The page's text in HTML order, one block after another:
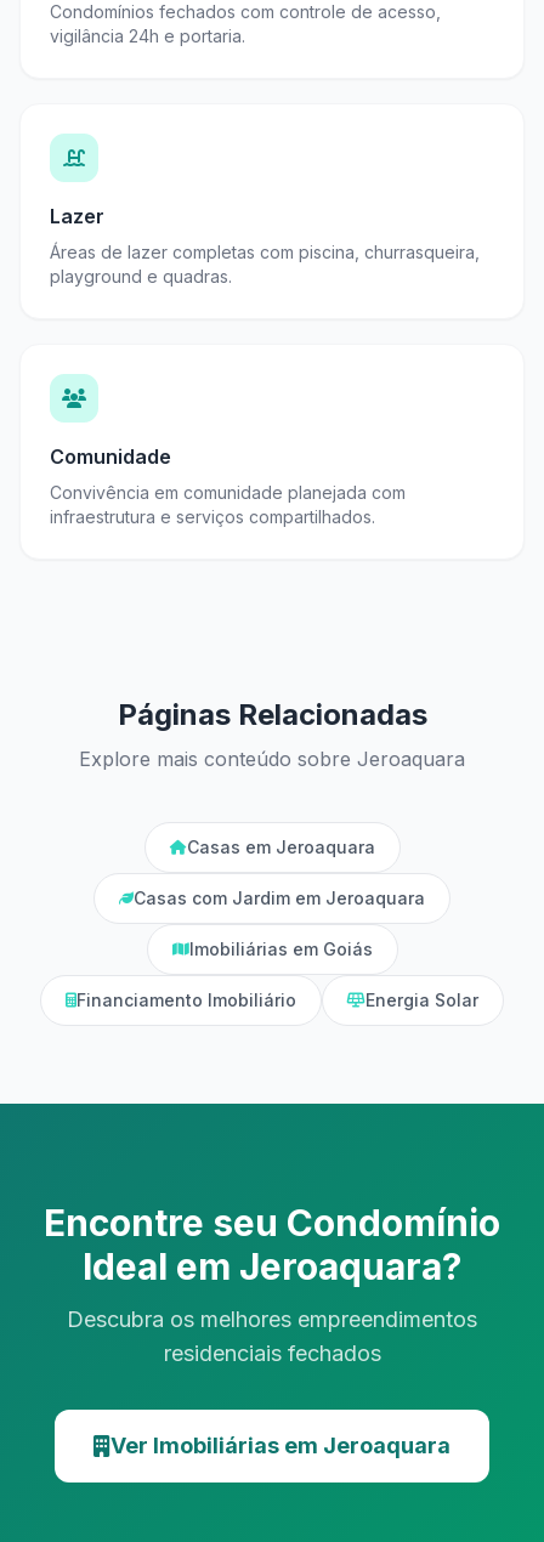
Condomínios fechados com controle de acesso,
vigilância 24h e portaria.
Lazer
Áreas de lazer completas com piscina, churrasqueira,
playground e quadras.
Comunidade
Convivência em comunidade planejada com
infraestrutura e serviços compartilhados.
Páginas Relacionadas
Explore mais conteúdo sobre Jeroaquara
Casas em Jeroaquara
Casas com Jardim em Jeroaquara
Imobiliárias em Goiás
Financiamento Imobiliário Energia Solar
Encontre seu Condomínio
Ideal em Jeroaquara?
Descubra os melhores empreendimentos
residenciais fechados
Ver Imobiliárias em Jeroaquara